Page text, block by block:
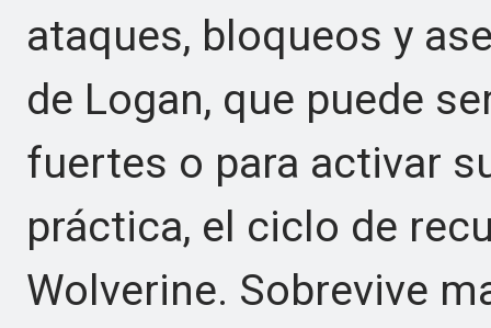
ataques, bloqueos y
de Logan, que puede
fuertes o para activar
práctica, el ciclo de
Wolverine. Sobrevive